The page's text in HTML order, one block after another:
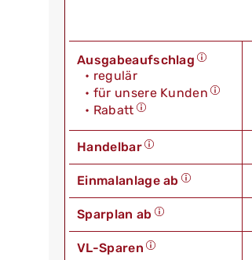
Ausgabeaufschlag
• regulär
• für unsere Kunden
• Rabatt
Handelbar
Einmalanlage ab
Sparplan ab
VL-Sparen